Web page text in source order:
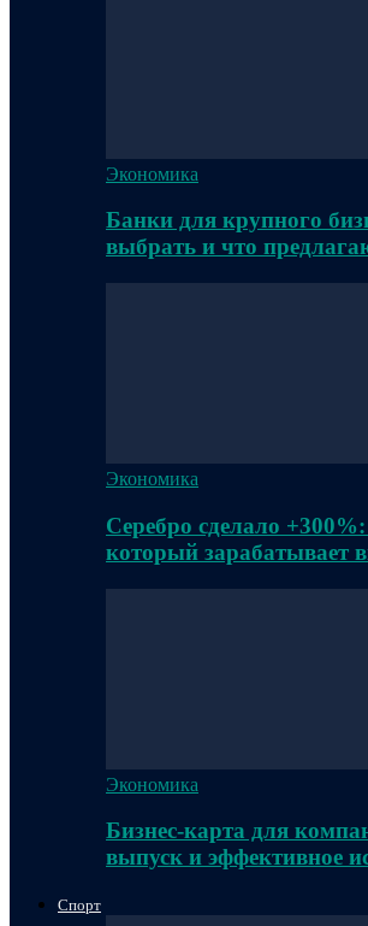
Экономика
Банки для крупного
выбрать и что
Экономика
Серебро сделало
который зарабатывает
Экономика
Бизнес-карта для
выпуск и эффективное
Спорт